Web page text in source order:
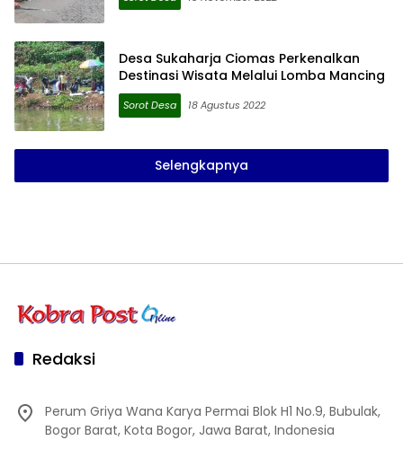
Desa Sukaharja Ciomas Perkenalkan
Destinasi Wisata Melalui Lomba Mancing
Sorot Desa 18 Agustus 2022
Selengkapnya
Redaksi
Perum Griya Wana Karya Permai Blok H1 No.9, Bubulak,
Bogor Barat, Kota Bogor, Jawa Barat, Indonesia